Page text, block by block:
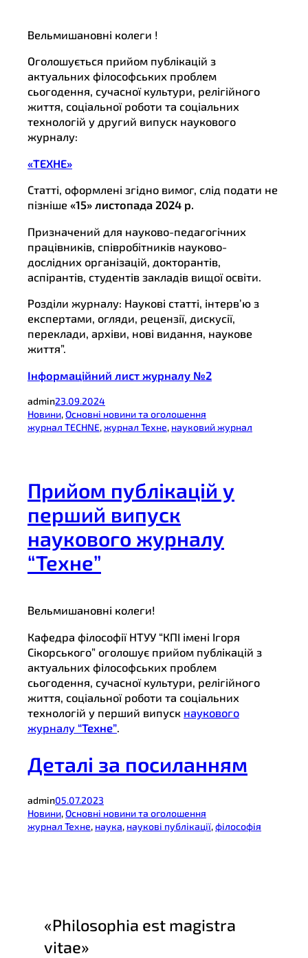
Вельмишановні колеги !
Оголошується прийом публікацій з
актуальних філософських проблем
сьогодення, сучасної культури, релігійного
життя, соціальної роботи та соціальних
технологій у другий випуск наукового
журналу:
«ТЕХНЕ»
Статті, оформлені згідно вимог, слід подати не
пізніше «15» листопада 2024 р.
Призначений для науково-педагогічних
працівників, співробітників науково-
дослідних організацій, докторантів,
аспірантів, студентів закладів вищої освіти.
Розділи журналу: Наукові статті, інтерв’ю з
експертами, огляди, рецензії, дискусії,
переклади, архіви, нові видання, наукове
життя”.
Інформаційний лист журналу №2
admin23.09.2024
Новини, Основні новини та оголошення
журнал TECHNE, журнал Техне, науковий журнал
Прийом публікацій у
перший випуск
наукового журналу
“Техне”
Вельмишановні колеги!
Кафедра філософії НТУУ “КПІ імені Ігоря
Сікорського” оголошує прийом публікацій з
актуальних філософських проблем
сьогодення, сучасної культури, релігійного
життя, соціальної роботи та соціальних
технологій у перший випуск наукового
журналу “Техне”
Деталі за посиланням
admin05.07.2023
Новини, Основні новини та оголошення
журнал Техне, наука, наукові публікації, філософія
«Philosophia est magistra
vitae»